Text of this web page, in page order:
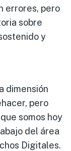
errores, pero
sobre
y
dimensión
pero
somos hoy
del área
Digitales.